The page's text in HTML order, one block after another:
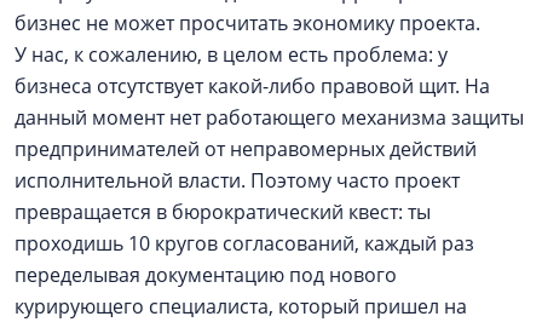
бизнес не может просчитать экономику проекта.
У нас, к сожалению, в целом есть проблема: у
бизнеса отсутствует какой-либо правовой щит. На
данный момент нет работающего механизма защиты
предпринимателей от неправомерных действий
исполнительной власти. Поэтому часто проект
превращается в бюрократический квест: ты
проходишь 10 кругов согласований, каждый раз
переделывая документацию под нового
курирующего специалиста, который пришел на